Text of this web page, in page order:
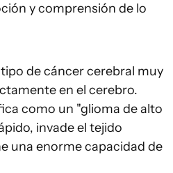
y comprensión de lo
de cáncer cerebral muy
en el cerebro.
como un "glioma de alto
invade el tejido
una enorme capacidad de